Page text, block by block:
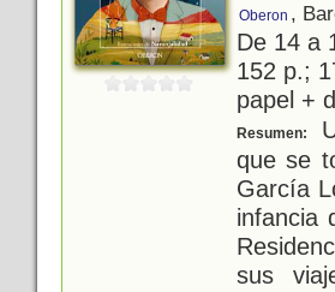
Oberon ,
De 14 a
152 p.;
papel +
Resumen:
que se
García
infancia
sus